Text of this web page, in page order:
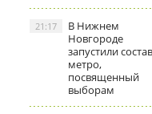
В Нижнем
Новгороде
запустили состав
метро,
посвященный
выборам
21:17